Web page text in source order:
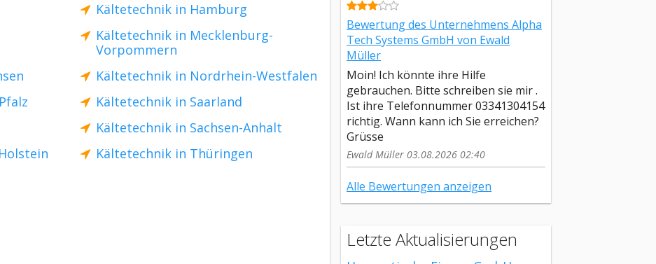
Kältetechnik in Hamburg
Kältetechnik in Mecklenburg-
Vorpommern
Kältetechnik in Nordrhein-Westfalen
Kältetechnik in Saarland
Kältetechnik in Sachsen-Anhalt
Kältetechnik in Thüringen
Bewertung des Unternehmens Alpha
Tech Systems GmbH von Ewald
Müller
Moin! Ich könnte ihre Hilfe
gebrauchen. Bitte schreiben sie mir .
Ist ihre Telefonnummer 03341304154
richtig. Wann kann ich Sie erreichen?
Grüsse
Ewald Müller 03.08.2026 02:40
Alle Bewertungen anzeigen
Letzte Aktualisierungen